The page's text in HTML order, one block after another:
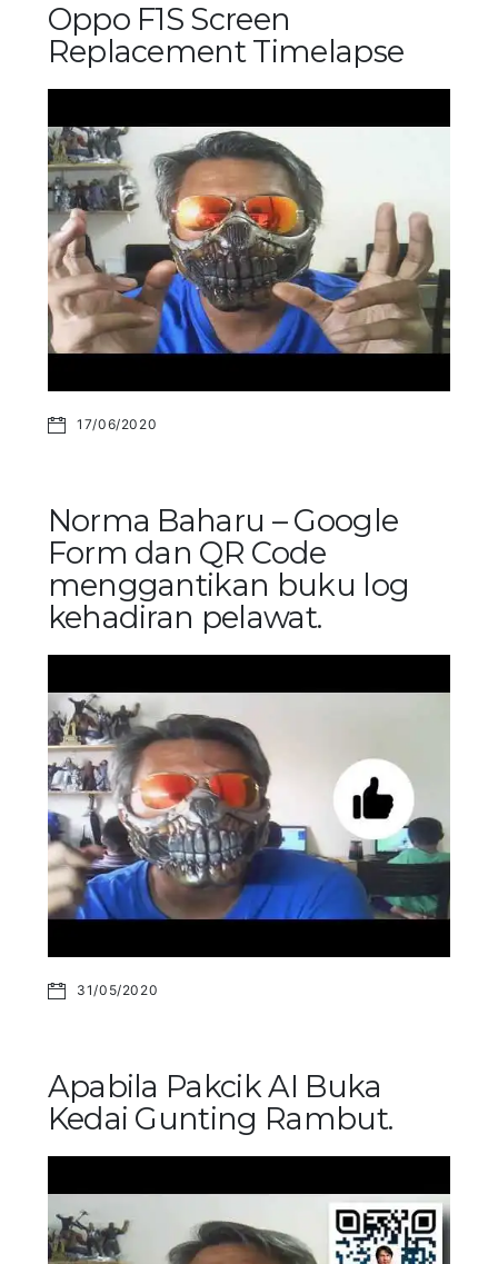
Oppo F1S Screen
Replacement Timelapse
17/06/2020
Norma Baharu – Google
Form dan QR Code
menggantikan buku log
kehadiran pelawat.
31/05/2020
Apabila Pakcik AI Buka
Kedai Gunting Rambut.